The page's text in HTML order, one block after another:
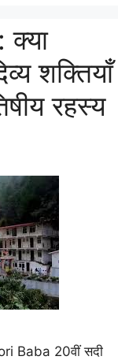
शक्तियाँ
रहस्य
Baba 20वीं सदी